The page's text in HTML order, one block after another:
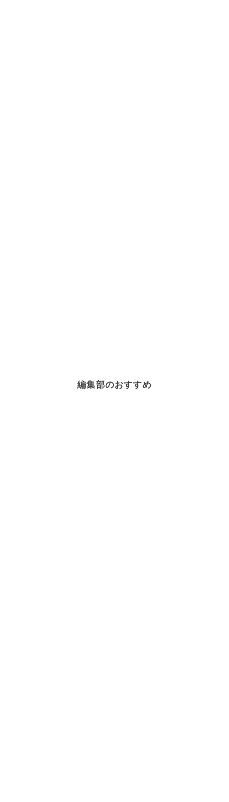
編集部のおすすめ